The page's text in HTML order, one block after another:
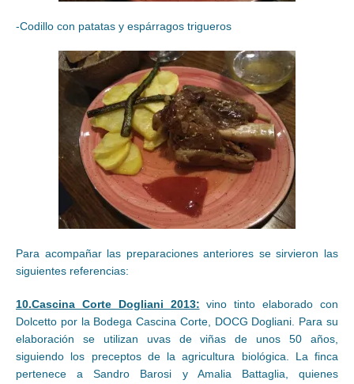
-Codillo con patatas y espárragos trigueros
Para acompañar las preparaciones anteriores se sirvieron las
siguientes referencias:
10.Cascina Corte Dogliani 2013: vino tinto elaborado con
Dolcetto por la Bodega Cascina Corte, DOCG Dogliani. Para su
elaboración se utilizan uvas de viñas de unos 50 años,
siguiendo los preceptos de la agricultura biológica. La finca
pertenece a Sandro Barosi y Amalia Battaglia, quienes